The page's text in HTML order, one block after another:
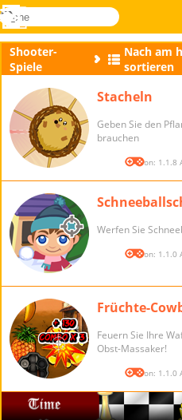
Novel
Games
suche
Anmelden
Menü
Shooter-
Spiele
Nach am
sortieren
Stacheln
Geben Sie den
brauchen
Version: 1.1.8
Werfen Sie
Version: 1.1.0
Früchte-
Feuern Sie Ihre
Obst-Massaker!
Version: 1.1.0